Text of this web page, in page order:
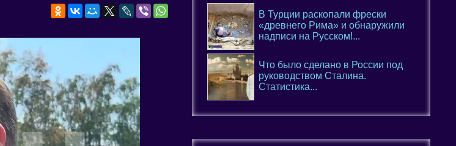
В Турции раскопали фрески
«древнего Рима» и обнаружили
надписи на Русском!...
Что было сделано в России под
руководством Сталина.
Статистика...